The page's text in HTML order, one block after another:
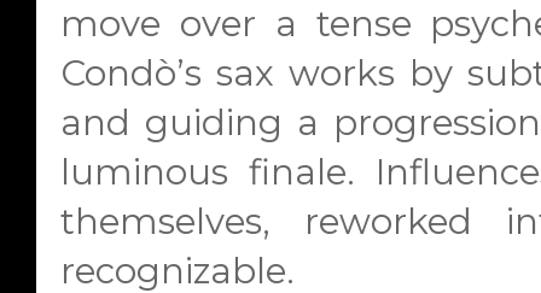
move over a tense
Condò’s sax works by
and guiding a
luminous finale.
themselves, reworked
recognizable.